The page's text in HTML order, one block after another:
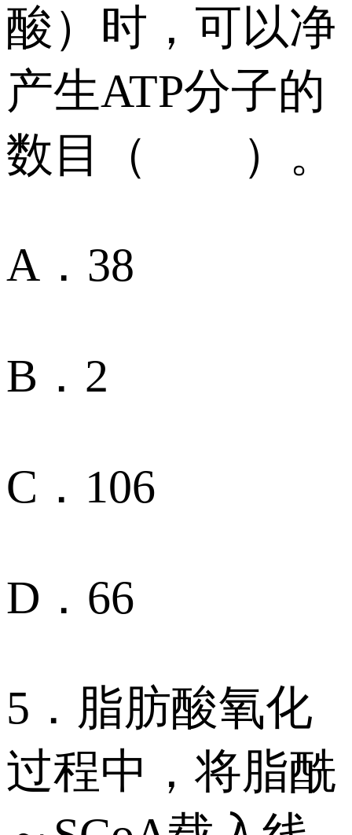
酸）时，可以净
产生ATP分子的
数目（ ）。
A．38
B．2
C．106
D．66
5．脂肪酸氧化
过程中，将脂酰